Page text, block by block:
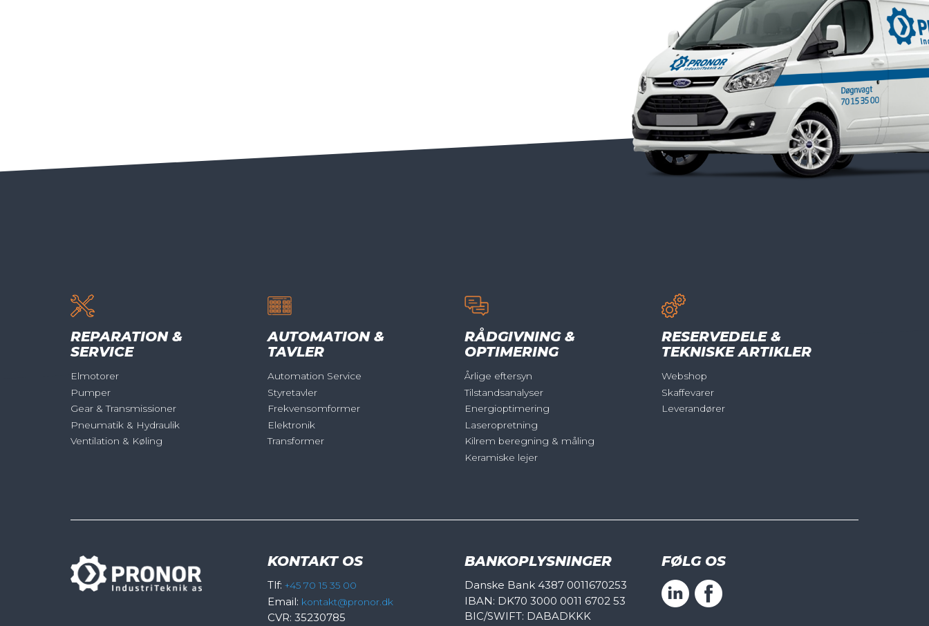
REPARATION &
SERVICE
Elmotorer
Pumper
Gear & Transmissioner
Pneumatik & Hydraulik
Ventilation & Køling
AUTOMATION &
TAVLER
Automation Service
Styretavler
Frekvensomformer
Elektronik
Transformer
RÅDGIVNING &
OPTIMERING
Årlige eftersyn
Tilstandsanalyser
Energioptimering
Laseropretning
Kilrem beregning & måling
Keramiske lejer
RESERVEDELE &
TEKNISKE ARTIKLER
Webshop
Skaffevarer
Leverandører
KONTAKT OS
Tlf: +45 70 15 35 00
Email: kontakt@pronor.dk
CVR: 35230785
BANKOPLYSNINGER
Danske Bank 4387 0011670253
IBAN: DK70 3000 0011 6702 53
BIC/SWIFT: DABADKKK
FØLG OS